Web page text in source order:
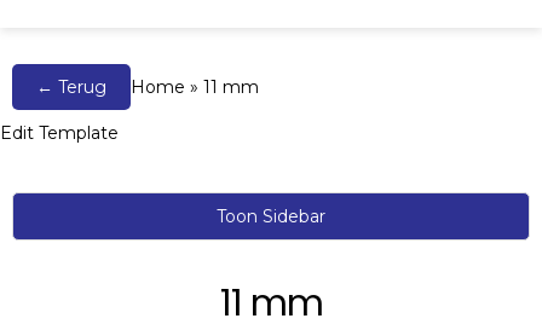
← Terug Home » 11 mm
Edit Template
Toon Sidebar
11 mm